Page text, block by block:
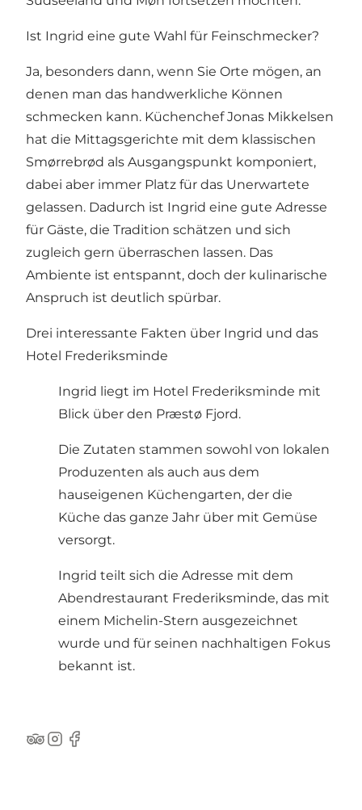
Ist Ingrid eine gute Wahl für Feinschmecker?
Ja, besonders dann, wenn Sie Orte mögen, an
denen man das handwerkliche Können
schmecken kann. Küchenchef Jonas Mikkelsen
hat die Mittagsgerichte mit dem klassischen
Smørrebrød als Ausgangspunkt komponiert,
dabei aber immer Platz für das Unerwartete
gelassen. Dadurch ist Ingrid eine gute Adresse
für Gäste, die Tradition schätzen und sich
zugleich gern überraschen lassen. Das
Ambiente ist entspannt, doch der kulinarische
Anspruch ist deutlich spürbar.
Drei interessante Fakten über Ingrid und das
Hotel Frederiksminde
Ingrid liegt im Hotel Frederiksminde mit
Blick über den Præstø Fjord.
Die Zutaten stammen sowohl von lokalen
Produzenten als auch aus dem
hauseigenen Küchengarten, der die
Küche das ganze Jahr über mit Gemüse
versorgt.
Ingrid teilt sich die Adresse mit dem
Abendrestaurant Frederiksminde, das mit
einem Michelin-Stern ausgezeichnet
wurde und für seinen nachhaltigen Fokus
bekannt ist.
Tripadvisor
Instagram
Facebook